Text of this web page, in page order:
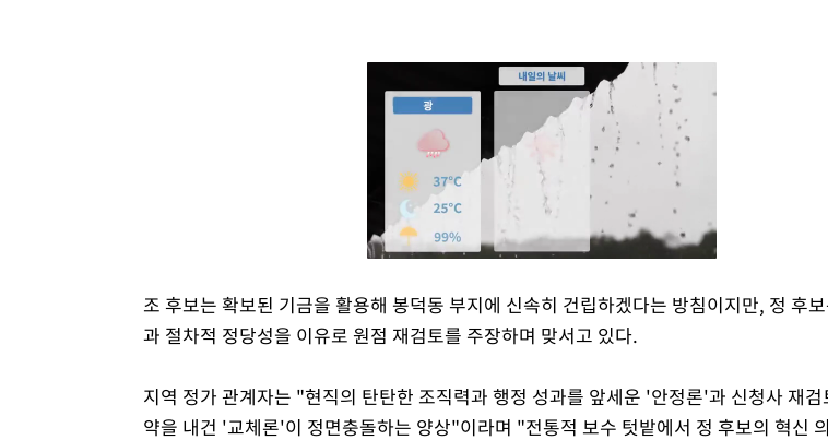
Mute
조 후보는 확보된 기금을 활용해 봉덕동 부지에 신속히 건립하겠다는 방침이지만, 정 후
과 절차적 정당성을 이유로 원점 재검토를 주장하며 맞서고 있다.
지역 정가 관계자는 "현직의 탄탄한 조직력과 행정 성과를 앞세운 '안정론'과 신청사 재검
약을 내건 '교체론'이 정면충돌하는 양상"이라며 "전통적 보수 텃밭에서 정 후보의 혁신